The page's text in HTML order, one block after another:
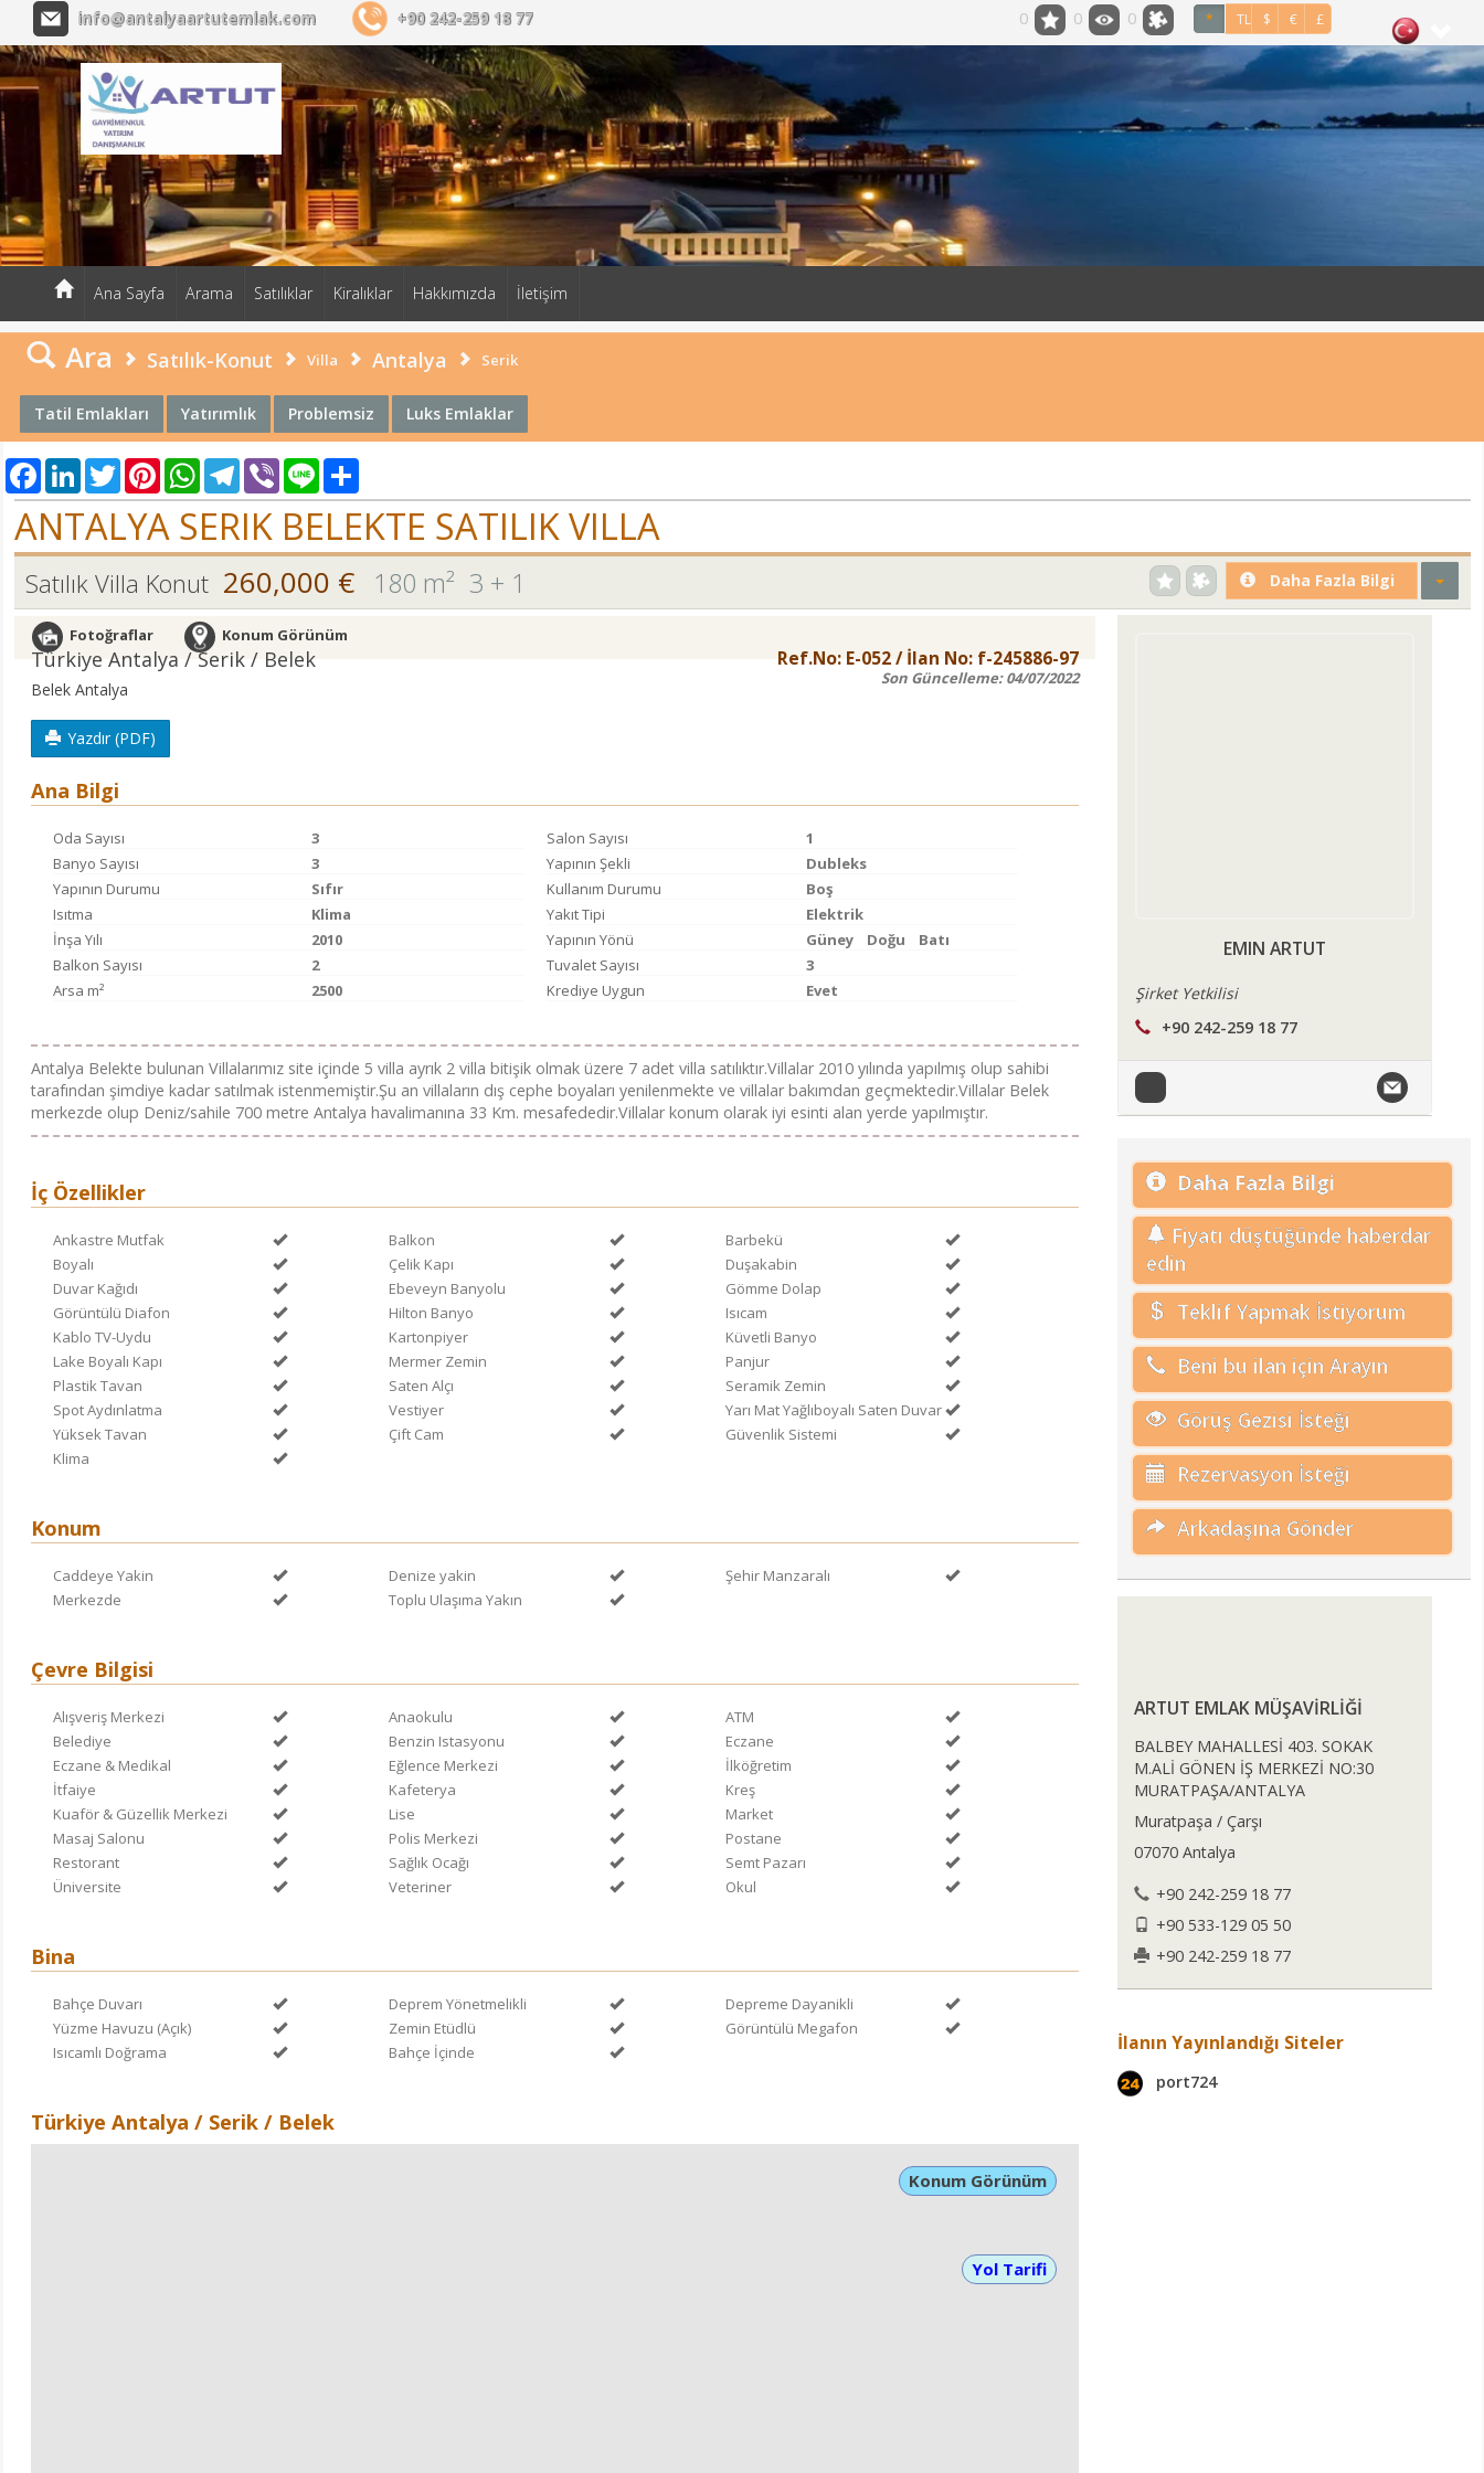
ARTUT EMLAK MÜŞAVİRLİĞİ
info@antalyaartutemlak.com +90 242-259 18 77 0 0 0 * TL $ € £
Ana Sayfa Arama Satılıklar Kiralıklar Hakkımızda İletişim
Ara Satılık-Konut Villa Antalya Serik
Tatil Emlakları Yatırımlık Problemsiz Luks Emlaklar
FacebookLinkedInTwitterPinterestWhatsAppTelegram
Viber Line Share
ANTALYA SERIK BELEKTE SATILIK VILLA
Satılık Villa Konut 260,000 € 180 m² 3 + 1 Daha Fazla Bilgi
Fotoğraflar Konum Görünüm
Türkiye Antalya / Serik/ Belek
Belek Antalya
Ref.No: E-052/ İlan No: f-245886-97
Son Güncelleme:04/07/2022
Yazdır (PDF)
Ana Bilgi
Oda Sayısı 3 Salon Sayısı
1
Banyo Sayısı
3 Yapının Şekli
Dubleks
Yapının Durumu
Sıfır Kullanım Durumu
Boş
Isıtma
Klima Yakıt Tipi
Elektrik
İnşa Yılı
2010 Yapının Yönü Güney Doğu
Batı
Balkon Sayısı
2 Tuvalet Sayısı
3
Arsa m²
2500 Krediye Uygun Evet
Antalya Belekte bulunan Villalarımız site içinde 5 villa ayrık 2 villa bitişik olmak üzere 7 adet villa satılıktır.Villalar 2010 yılında yapılmış olup sahibi
tarafından şimdiye kadar satılmak istenmemiştir.Şu an villaların dış cephe boyaları yenilenmekte ve villalar bakımdan geçmektedir.Villalar Belek
merkezde olup Deniz/sahile 700 metre Antalya havalimanına 33 Km. mesafededir.Villalar konum olarak iyi esinti alan yerde yapılmıştır.
İç Özellikler
Ankastre Mutfak Balkon
Barbekü
Boyalı
Çelik Kapı
Duşakabin
Duvar Kağıdı
Ebeveyn Banyolu
Gömme Dolap
Görüntülü Diafon
Hilton Banyo
Isıcam
Kablo TV-Uydu
Kartonpiyer
Küvetli Banyo
Lake Boyalı Kapı
Mermer Zemin
Panjur
Plastik Tavan
Saten Alçı
Seramik Zemin
Spot Aydınlatma
Vestiyer
Yarı Mat Yağlıboyalı Saten Duvar
Yüksek Tavan
Çift Cam
Güvenlik Sistemi
Klima
Konum
Caddeye Yakin Denize yakin
Şehir Manzaralı
Merkezde
Toplu Ulaşıma Yakın
Çevre Bilgisi
Alışveriş Merkezi Anaokulu
ATM
Belediye
Benzin Istasyonu
Eczane
Eczane & Medikal
Eğlence Merkezi
İlköğretim
İtfaiye
Kafeterya
Kreş
Kuaför & Güzellik Merkezi
Lise
Market
Masaj Salonu
Polis Merkezi
Postane
Restorant
Sağlık Ocağı
Semt Pazarı
Üniversite
Veteriner Okul
Bina
Bahçe Duvarı Deprem Yönetmelikli
Depreme Dayanikli
Yüzme Havuzu (Açık)
Zemin Etüdlü
Görüntülü Megafon
Isıcamlı Doğrama
Bahçe İçinde
Türkiye Antalya / Serik/ Belek
Konum Görünüm
Yol Tarifi
EMIN ARTUT
Şirket Yetkilisi
+90 242-259 18 77
Daha Fazla Bilgi
Fiyatı düştüğünde haberdar
edin
Teklif Yapmak İstiyorum
Beni bu ilan için Arayın
Görüş Gezisi İsteği
Rezervasyon İsteği
Arkadaşına Gönder
ARTUT EMLAK MÜŞAVİRLİĞİ
BALBEY MAHALLESİ 403. SOKAK
M.ALİ GÖNEN İŞ MERKEZİ NO:30
MURATPAŞA/ANTALYA
Muratpaşa / Çarşı
07070 Antalya
+90 242-259 18 77
+90 533-129 05 50
+90 242-259 18 77
İlanın Yayınlandığı Siteler
port724